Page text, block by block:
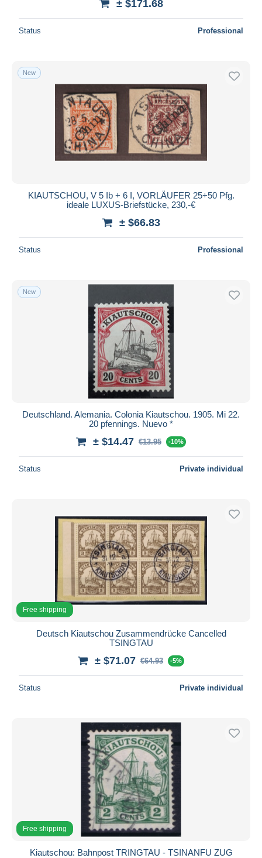
± $171.68
Status Professional
New
KIAUTSCHOU, V 5 Ib + 6 I, VORLÄUFER 25+50 Pfg.
ideale LUXUS-Briefstücke, 230,-€
± $66.83
Status Professional
New
Deutschland. Alemania. Colonia Kiautschou. 1905. Mi 22.
20 pfennings. Nuevo *
± $14.47 €13.95 -10%
Status Private individual
Free shipping
Deutsch Kiautschou Zusammendrücke Cancelled
TSINGTAU
± $71.07 €64.93 -5%
Status Private individual
Free shipping
Kiautschou: Bahnpost TRINGTAU - TSINANFU ZUG